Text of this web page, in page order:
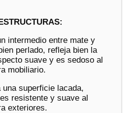
intermedio entre mate y
perlado, refleja bien la
suave y es sedoso al
mobiliario.
una superficie lacada,
resistente y suave al
exteriores.